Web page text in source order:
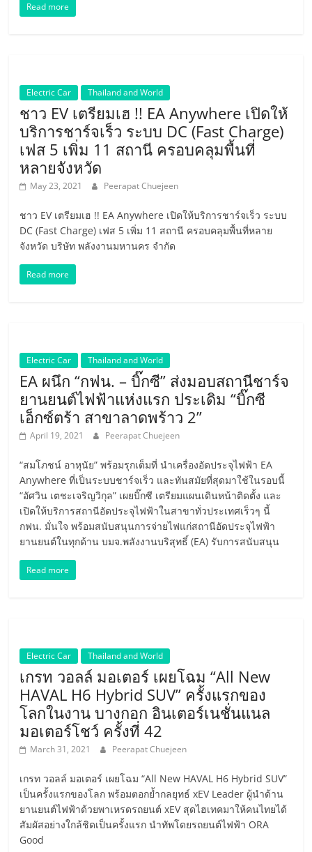
Read more
Electric Car Thailand and World
ชาว EV เตรียมเฮ !! EA Anywhere เปิดให้
บริการชาร์จเร็ว ระบบ DC (Fast Charge)
เฟส 5 เพิ่ม 11 สถานี ครอบคลุมพื้นที่
หลายจังหวัด
May 23, 2021 Peerapat Chuejeen
ชาว EV เตรียมเฮ !! EA Anywhere เปิดให้บริการชาร์จเร็ว ระบบ
DC (Fast Charge) เฟส 5 เพิ่ม 11 สถานี ครอบคลุมพื้นที่หลาย
จังหวัด บริษัท พลังงานมหานคร จำกัด
Read more
Electric Car Thailand and World
EA ผนึก “กฟน. – บิ๊กซี” ส่งมอบสถานีชาร์จ
ยานยนต์ไฟฟ้าแห่งแรก ประเดิม “บิ๊กซี
เอ็กซ์ตร้า สาขาลาดพร้าว 2”
April 19, 2021 Peerapat Chuejeen
“สมโภชน์ อาหุนัย” พร้อมรุกเต็มที่ นำเครื่องอัดประจุไฟฟ้า EA
Anywhere ที่เป็นระบบชาร์จเร็ว และทันสมัยที่สุดมาใช้ในรอบนี้
“อัศวิน เตชะเจริญวิกุล” เผยบิ๊กซี เตรียมแผนเดินหน้าติดตั้ง และ
เปิดให้บริการสถานีอัดประจุไฟฟ้าในสาขาทั่วประเทศเร็วๆ นี้
กฟน. มั่นใจ พร้อมสนับสนุนการจ่ายไฟแก่สถานีอัดประจุไฟฟ้า
ยานยนต์ในทุกด้าน บมจ.พลังงานบริสุทธิ์ (EA) รับการสนับสนุน
Read more
Electric Car Thailand and World
เกรท วอลล์ มอเตอร์ เผยโฉม “All New
HAVAL H6 Hybrid SUV” ครั้งแรกของ
โลกในงาน บางกอก อินเตอร์เนชั่นแนล
มอเตอร์โชว์ ครั้งที่ 42
March 31, 2021 Peerapat Chuejeen
เกรท วอลล์ มอเตอร์ เผยโฉม “All New HAVAL H6 Hybrid SUV”
เป็นครั้งแรกของโลก พร้อมตอกย้ำกลยุทธ์ xEV Leader ผู้นำด้าน
ยานยนต์ไฟฟ้าด้วยพาเหรดรถยนต์ xEV สุดไฮเทคมาให้คนไทยได้
สัมผัสอย่างใกล้ชิดเป็นครั้งแรก นำทัพโดยรถยนต์ไฟฟ้า ORA
Good